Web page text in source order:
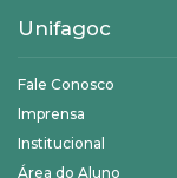
Unifagoc
Fale Conosco
Imprensa
Institucional
Área do Aluno